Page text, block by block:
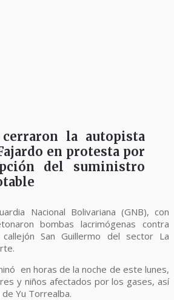
cerraron la autopista
en protesta por
del suministro
Nacional Bolivariana (GNB), con
bombas lacrimógenas contra
San Guillermo del sector La
en horas de la noche de este lunes,
y niños afectados por los gases, así
Yu Torrealba.